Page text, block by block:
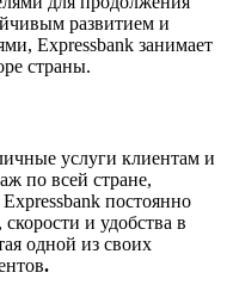
развитием и
Expressbank занимает
страны.
услуги клиентам и
по всей стране,
постоянно
и удобства в
одной из своих
.